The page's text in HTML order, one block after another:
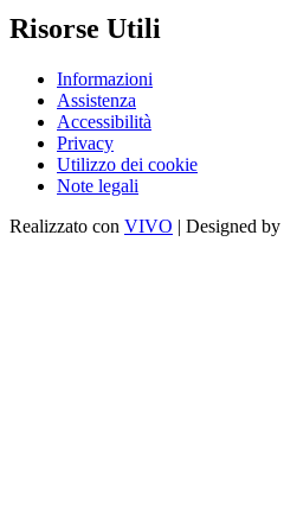
Risorse Utili
Informazioni
Assistenza
Accessibilità
Privacy
Utilizzo dei cookie
Note legali
Realizzato con VIVO | Designed by